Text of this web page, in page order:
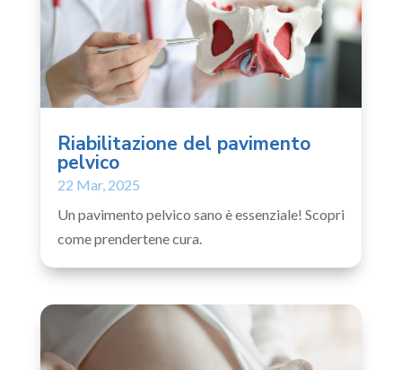
Riabilitazione del pavimento
pelvico
22 Mar, 2025
Un pavimento pelvico sano è essenziale! Scopri
come prendertene cura.